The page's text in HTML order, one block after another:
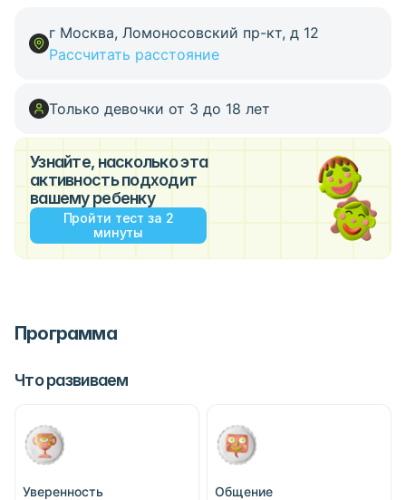
г Москва, Ломоносовский пр-кт, д 12
Рассчитать расстояние
Только девочки от 3 до 18 лет
Узнайте, насколько эта
активность подходит
вашему ребенку
Пройти тест за 2
минуты
Программа
Что развиваем
Уверенность Общение